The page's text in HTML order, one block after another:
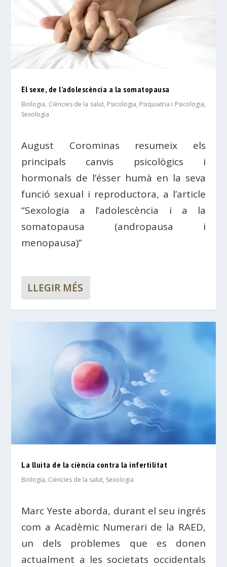
El sexe, de l’adolescència a la somatopausa
Biologia, Ciències de la salut, Psicologia, Psiquiatria i Psicologia,
Sexologia
August Corominas resumeix els
principals canvis psicològics i
hormonals de l’ésser humà en la seva
funció sexual i reproductora, a l’article
“Sexologia a l’adolescència i a la
somatopausa (andropausa i
menopausa)”
LLEGIR MÉS
La lluita de la ciència contra la infertilitat
Biologia, Ciències de la salut, Sexologia
Marc Yeste aborda, durant el seu ingrés
com a Acadèmic Numerari de la RAED,
un dels problemes que es donen
actualment a les societats occidentals